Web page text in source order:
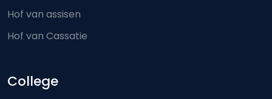
Hof van assisen
Hof van Cassatie
College